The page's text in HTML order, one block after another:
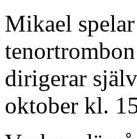
Mikael
dirigerar
oktober kl.